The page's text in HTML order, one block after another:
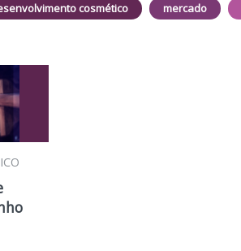
cosmético mercado